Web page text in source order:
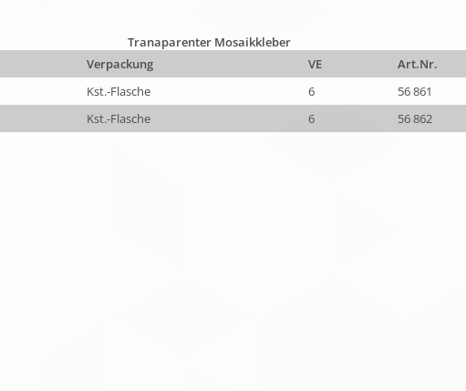
Tranaparenter Mosaikkleber
Verpackung VE
Art.Nr.
Kst.-Flasche 6
56 861
Kst.-Flasche 6 56 862